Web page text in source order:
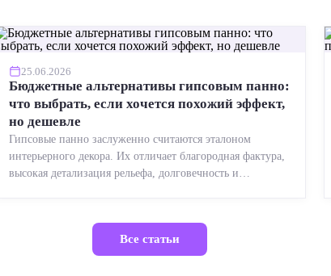
25.06.2026
Бюджетные альтернативы гипсовым панно:
что выбрать, если хочется похожий эффект,
но дешевле
Гипсовые панно заслуженно считаются эталоном
интерьерного декора. Их отличает благородная фактура,
высокая детализация рельефа, долговечность и
Все статьи